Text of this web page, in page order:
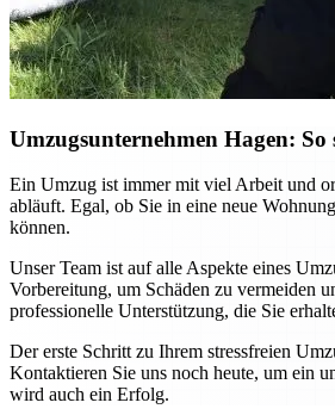
Umzugsunternehmen Hagen:
Ein Umzug ist immer mit viel Arbeit und
abläuft. Egal, ob Sie in eine neue
können.
Unser Team ist auf alle Aspekte eines
Vorbereitung, um Schäden zu vermeiden
professionelle Unterstützung, die Sie
Der erste Schritt zu Ihrem stressfreien
Kontaktieren Sie uns noch heute, um ein
wird auch ein Erfolg.